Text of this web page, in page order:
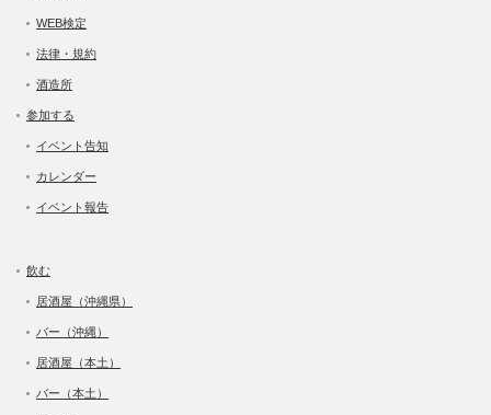
WEB検定
法律・規約
酒造所
参加する
イベント告知
カレンダー
イベント報告
飲む
居酒屋（沖縄県）
バー（沖縄）
居酒屋（本土）
バー（本土）